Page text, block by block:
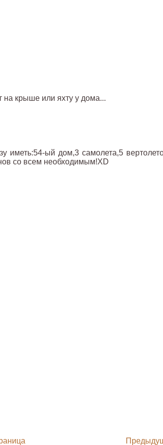
на крыше или яхту у дома...
иметь:54-ый дом,3 самолета,5
со всем необходимым!XD